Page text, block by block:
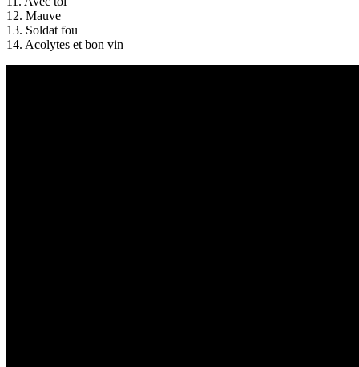
12. Mauve
13. Soldat fou
14. Acolytes et bon vin